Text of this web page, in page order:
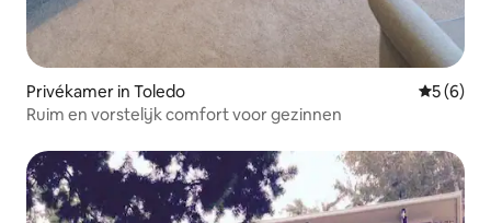
Privékamer in Toledo
5 (6)
Ruim en vorstelijk comfort voor gezinnen